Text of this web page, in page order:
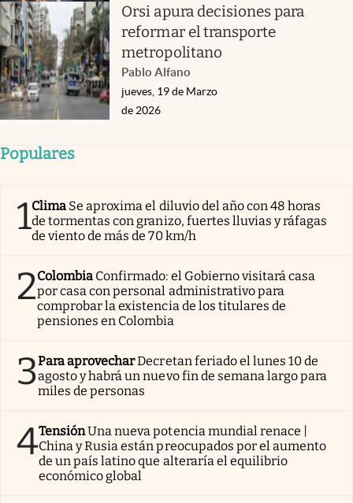
Orsi apura decisiones para
reformar el transporte
metropolitano
Pablo Alfano
jueves, 19 de Marzo
de 2026
Populares
1Clima Se aproxima el diluvio del año con 48 horas
de tormentas con granizo, fuertes lluvias y ráfagas
de viento de más de 70 km/h
2Colombia Confirmado: el Gobierno visitará casa
por casa con personal administrativo para
comprobar la existencia de los titulares de
pensiones en Colombia
3Para aprovecharDecretan feriado el lunes 10 de
agosto y habrá un nuevo fin de semana largo para
miles de personas
4TensiónUna nueva potencia mundial renace |
China y Rusia están preocupados por el aumento
de un país latino que alteraría el equilibrio
económico global